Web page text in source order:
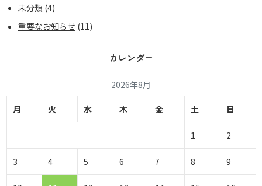
未分類 (4)
重要なお知らせ (11)
カレンダー
2026年8月
月 火 水 木 金 土 日
1 2
3 4 5 6 7 8 9